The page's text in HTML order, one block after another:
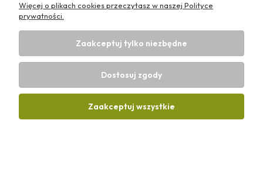
Informacje
Płatności i Dostawy
Projekt i wykonanie:Ecommercy.pl
Więcej o plikach cookies przeczytasz w naszej Polityce
prywatności.
Zaakceptuj tylko niezbędne
Dostosuj zgody
Zaakceptuj wszystkie